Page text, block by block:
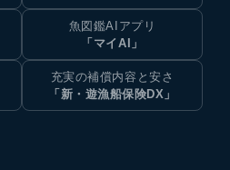
魚図鑑AIアプリ
「マイAI」
充実の補償内容と安さ
「新・遊漁船保険DX」